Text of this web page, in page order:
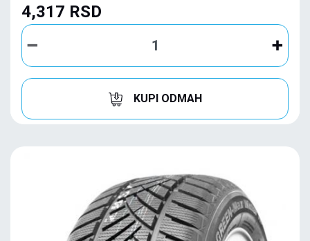
4,317 RSD
KUPI ODMAH